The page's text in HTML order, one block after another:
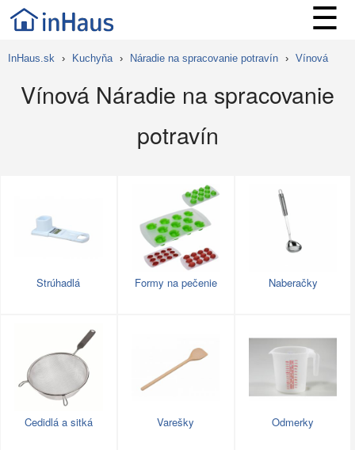
☰
InHaus.sk › Kuchyňa › Náradie na spracovanie potravín › Vínová
Vínová Náradie na spracovanie
potravín
Strúhadlá Formy na pečenie Naberačky
Cedidlá a sitká Varešky Odmerky